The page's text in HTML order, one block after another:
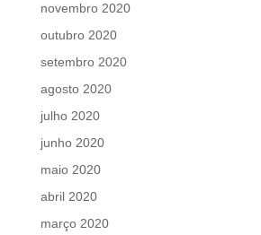
novembro 2020
outubro 2020
setembro 2020
agosto 2020
julho 2020
junho 2020
maio 2020
abril 2020
março 2020